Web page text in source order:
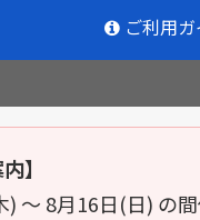
ご利用ガ
】
～ 8月16日(日) の